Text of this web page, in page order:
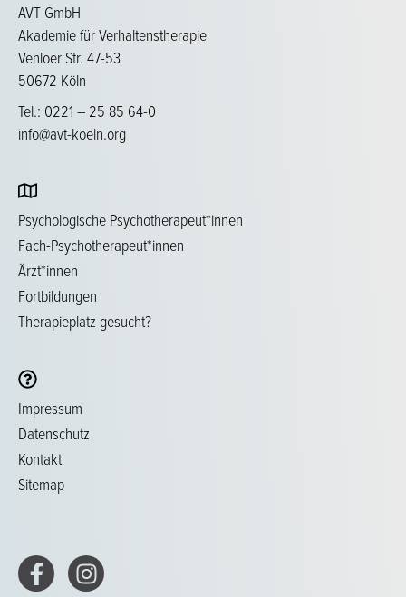
AVT GmbH
Akademie für Verhaltenstherapie
Venloer Str. 47-53
50672 Köln
Tel.: 0221 – 25 85 64-0
info@avt-koeln.org
Psychologische Psychotherapeut*innen
Fach-Psychotherapeut*innen
Ärzt*innen
Fortbildungen
Therapieplatz gesucht?
Impressum
Datenschutz
Kontakt
Sitemap